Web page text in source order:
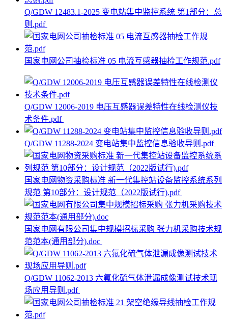
Q/GDW 12483.1-2025 变电站集中监控系统 第1部分：总
则.pdf
国家电网公司抽检标准 05 电流互感器抽检工作规范.pdf
Q/GDW 12006-2019 电压互感器误差特性在线检测仪技
术条件.pdf
Q/GDW 11288-2024 变电站集中监控信息验收导则.pdf
国家电网物资采购标准 新一代集控站设备监控系统系列
规范 第10部分：设计规范（2022版试行).pdf
国家电网有限公司集中规模招标采购 张力机采购技术规
范范本(通用部分).doc
Q/GDW 11062-2013 六氟化硫气体泄漏成像测试技术现
场应用导则.pdf